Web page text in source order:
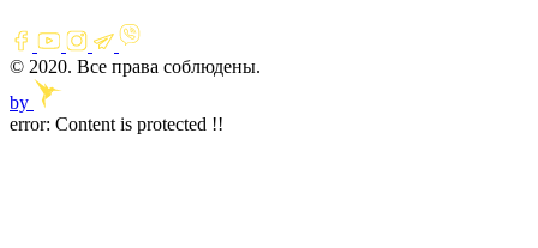
© 2020. Все права соблюдены.
by
error: Content is protected !!